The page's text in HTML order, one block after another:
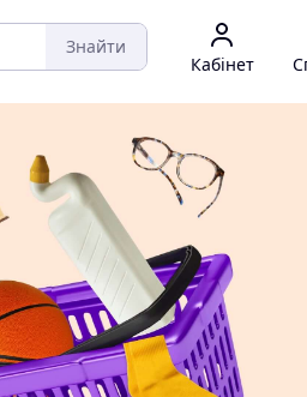
Знайти
Кабінет